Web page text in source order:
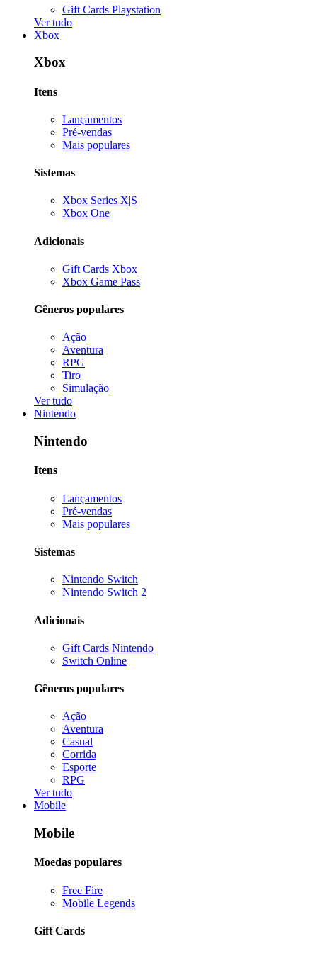
Gift Cards Playstation
Ver tudo
Xbox
Xbox
Itens
Lançamentos
Pré-vendas
Mais populares
Sistemas
Xbox Series X|S
Xbox One
Adicionais
Gift Cards Xbox
Xbox Game Pass
Gêneros populares
Ação
Aventura
RPG
Tiro
Simulação
Ver tudo
Nintendo
Nintendo
Itens
Lançamentos
Pré-vendas
Mais populares
Sistemas
Nintendo Switch
Nintendo Switch 2
Adicionais
Gift Cards Nintendo
Switch Online
Gêneros populares
Ação
Aventura
Casual
Corrida
Esporte
RPG
Ver tudo
Mobile
Mobile
Moedas populares
Free Fire
Mobile Legends
Gift Cards